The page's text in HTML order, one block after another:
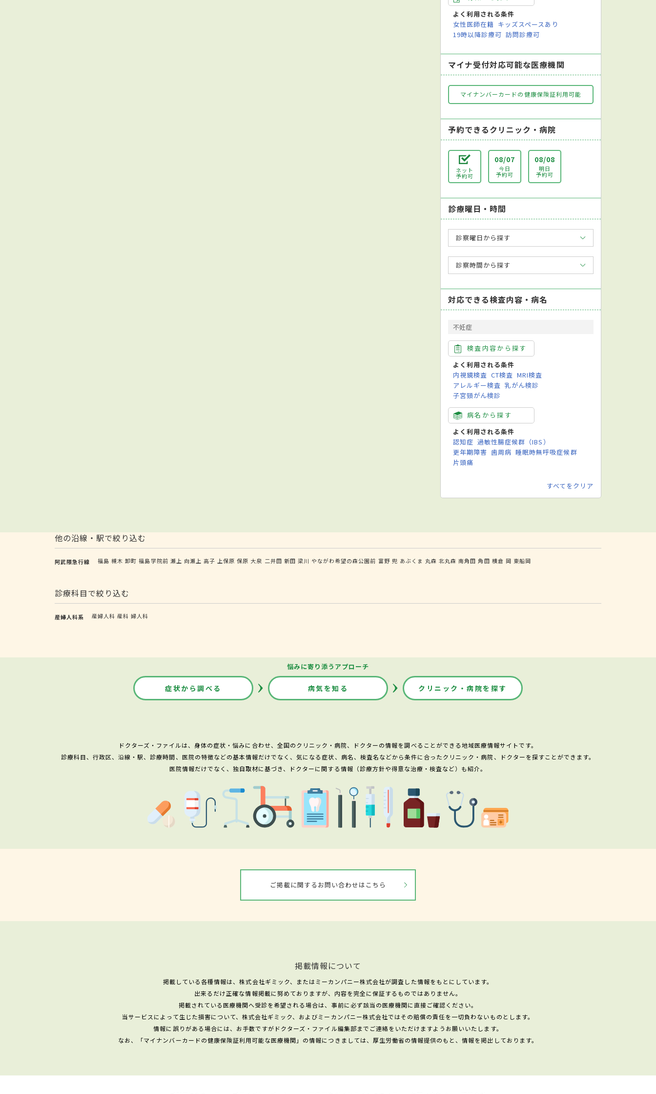
よく利用される条件
女性医師在籍 キッズスペースあり
19時以降診療可 訪問診療可
マイナ受付対応可能な医療機関
マイナンバーカードの健康保険証利用可能
予約できるクリニック・病院
ネット
予約可
08/07
今日
予約可
08/08
明日
予約可
診療曜日・時間
診察曜日から探す
診察時間から探す
対応できる検査内容・病名
不妊症
検査内容から探す
よく利用される条件
内視鏡検査 CT検査 MRI検査
アレルギー検査 乳がん検診
子宮頸がん検診
病名から探す
よく利用される条件
認知症 過敏性腸症候群（IBS）
更年期障害 歯周病 睡眠時無呼吸症候群
片頭痛
すべてをクリア
他の沿線・駅で絞り込む
阿武隈急行線 福島 槻木 卸町 福島学院前 瀬上 向瀬上 高子 上保原 保原 大泉 二井田 新田 梁川 やながわ希望の森公園前 富野 兜 あぶくま 丸森 北丸森 南角田 角田 横倉 岡 東船岡
診療科目で絞り込む
産婦人科系 産婦人科 産科 婦人科
悩みに寄り添うアプローチ
症状から調べる 病気を知る クリニック・病院を探す
ドクターズ・ファイルは、身体の症状・悩みに合わせ、全国のクリニック・病院、ドクターの情報を調べることができる地域医療情報サイトです。
診療科目、行政区、沿線・駅、診療時間、医院の特徴などの基本情報だけでなく、気になる症状、病名、検査名などから条件に合ったクリニック・病院、ドクターを探すことができます。
医院情報だけでなく、独自取材に基づき、ドクターに関する情報（診療方針や得意な治療・検査など）も紹介。
ご掲載に関するお問い合わせはこちら
掲載情報について
掲載している各種情報は、株式会社ギミック、またはミーカンパニー株式会社が調査した情報をもとにしています。
出来るだけ正確な情報掲載に努めておりますが、内容を完全に保証するものではありません。
掲載されている医療機関へ受診を希望される場合は、事前に必ず該当の医療機関に直接ご確認ください。
当サービスによって生じた損害について、株式会社ギミック、およびミーカンパニー株式会社ではその賠償の責任を一切負わないものとします。
情報に誤りがある場合には、お手数ですがドクターズ・ファイル編集部までご連絡をいただけますようお願いいたします。
なお、「マイナンバーカードの健康保険証利用可能な医療機関」の情報につきましては、厚生労働省の情報提供のもと、情報を掲出しております。